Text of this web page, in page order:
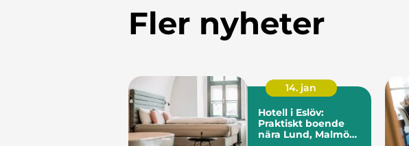
Fler nyheter
14. jan
Hotell i Eslöv:
Praktiskt boende
nära Lund, Malmö